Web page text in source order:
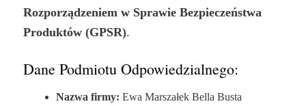
Rozporządzeniem w Sprawie Bezpieczeństwa
Produktów (GPSR).
Dane Podmiotu Odpowiedzialnego:
Nazwa firmy: Ewa Marszałek Bella Busta